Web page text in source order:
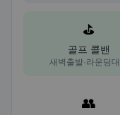
⛳
골프 콜밴
새벽출발·라운딩대
👥